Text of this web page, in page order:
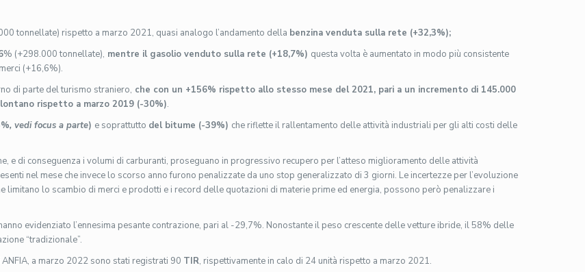
tonnellate) rispetto a marzo 2021, quasi analogo l’andamento della benzina venduta sulla rete (+32,3%);
% (+298.000 tonnellate), mentre il gasolio venduto sulla rete (+18,7%) questa volta è aumentato in modo più consistente
(+16,6%).
di parte del turismo straniero, che con un +156% rispetto allo stesso mese del 2021, pari a un incremento di 145.000
rispetto a marzo 2019 (-30%).
, vedi focus a parte) e soprattutto del bitume (-39%) che riflette il rallentamento delle attività industriali per gli alti costi delle
e di conseguenza i volumi di carburanti, proseguano in progressivo recupero per l’atteso miglioramento delle attività
nel mese che invece lo scorso anno furono penalizzate da uno stop generalizzato di 3 giorni. Le incertezze per l’evoluzione
lo scambio di merci e prodotti e i record delle quotazioni di materie prime ed energia, possono però penalizzare i
evidenziato l’ennesima pesante contrazione, pari al -29,7%. Nonostante il peso crescente delle vetture ibride, il 58% delle
“tradizionale”.
ANFIA, a marzo 2022 sono stati registrati 90 TIR, rispettivamente in calo di 24 unità rispetto a marzo 2021.